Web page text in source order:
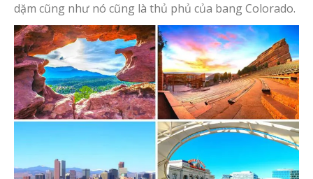
dặm cũng như nó cũng là thủ phủ của bang Colorado.